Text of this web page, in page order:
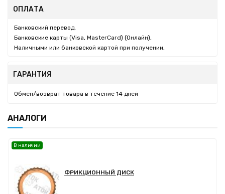
ОПЛАТА
Банковский перевод,
Банковские карты (Visa, MasterCard) (Онлайн),
Наличными или банковской картой при получении,
ГАРАНТИЯ
Обмен/возврат товара в течение 14 дней
АНАЛОГИ
ФРИКЦИОННЫЙ ДИСК
В наличии